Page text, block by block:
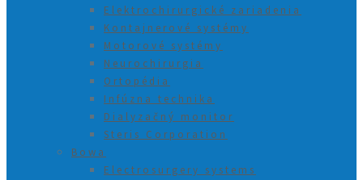
Elektrochirurgické zariadenia
Kontajnerové systémy
Motorové systémy
Neurochirurgia
Ortopédia
Infúzna technika
Dialyzačný monitor
Steris Corporation
Bowa
Electrosurgery systems